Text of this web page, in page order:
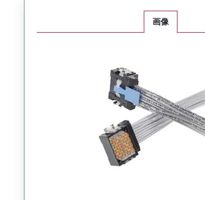
画像